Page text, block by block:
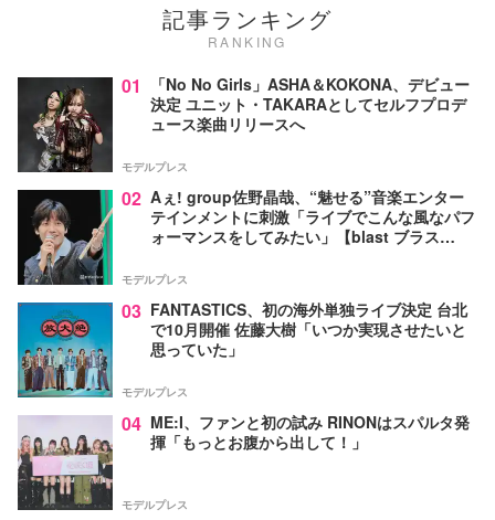
記事ランキング
RANKING
01
「No No Girls」ASHA＆KOKONA、デビュー
決定 ユニット・TAKARAとしてセルフプロデ
ュース楽曲リリースへ
モデルプレス
02 Aぇ! group佐野晶哉、“魅せる”音楽エンター
テインメントに刺激「ライブでこんな風なパフ
ォーマンスをしてみたい」【blast ブラス
モデルプレス
03 FANTASTICS、初の海外単独ライブ決定 台北
で10月開催 佐藤大樹「いつか実現させたいと
思っていた」
モデルプレス
04 ME:I、ファンと初の試み RINONはスパルタ発
揮「もっとお腹から出して！」
モデルプレス